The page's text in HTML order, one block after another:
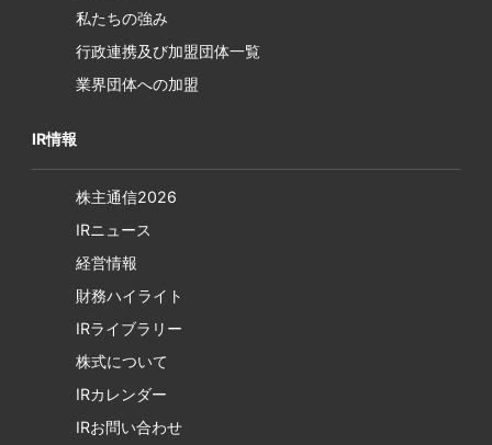
私たちの強み
行政連携及び加盟団体一覧
業界団体への加盟
IR情報
株主通信2026
IRニュース
経営情報
財務ハイライト
IRライブラリー
株式について
IRカレンダー
IRお問い合わせ